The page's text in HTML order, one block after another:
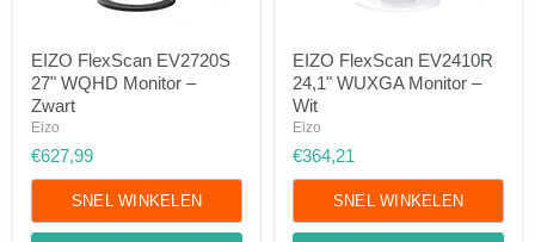
FlexScan
EV2720S
27"
WQHD
–
Zwart
EIZO FlexScan EV2720S
27" WQHD Monitor –
Zwart
Eizo
€627,99
SNEL WINKELEN
FlexScan
EV2410R
24,1"
WUXGA
–
Wit
EIZO FlexScan EV2410R
24,1" WUXGA Monitor –
Wit
Eizo
€364,21
SNEL WINKELEN